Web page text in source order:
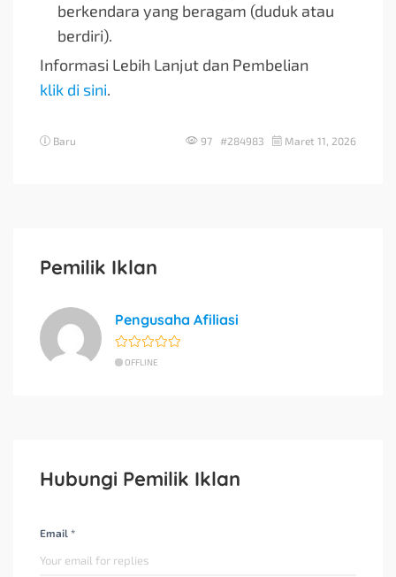
berkendara yang beragam (duduk atau
berdiri).
Informasi Lebih Lanjut dan Pembelian
klik di sini.
Baru 97 #284983 Maret 11, 2026
Pemilik Iklan
Pengusaha Afiliasi
OFFLINE
Hubungi Pemilik Iklan
Email *